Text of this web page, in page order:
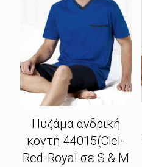
Πυζάμα ανδρική
κοντή 44015(Ciel-
Red-Royal σε S & M